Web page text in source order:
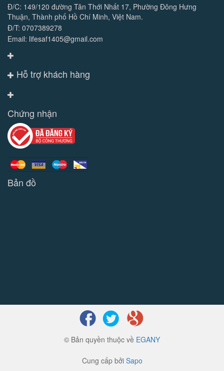
Đ/C: 149/120 đường Tân Thới Nhất 17, Phường Đông Hưng
Thuận, Thành phố Hồ Chí Minh, Việt Nam.
Đ/T: 0707389278
Email: lifesaf1405@gmail.com
Hỗ trợ khách hàng
Chứng nhận
Bản đồ
© Bản quyền thuộc về EGANY
Cung cấp bởi Sapo